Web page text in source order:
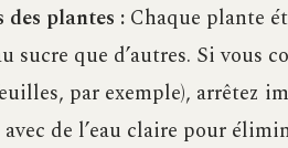
plantes :Chaque plante
sucre que d’autres. Si vous
par exemple), arrêtez
de l’eau claire pour